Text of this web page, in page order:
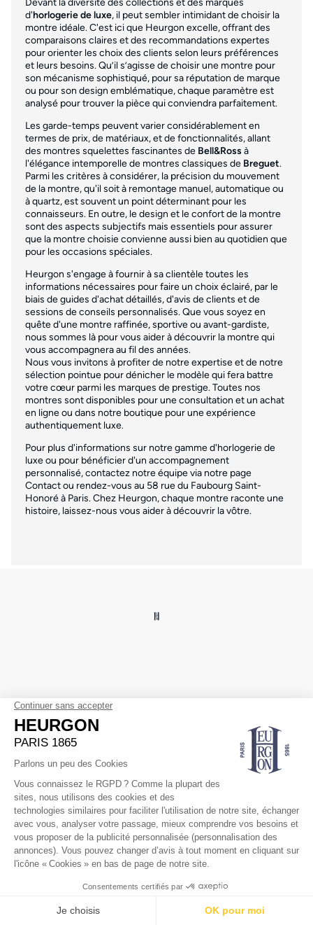
d'horlogerie de luxe, il peut sembler intimidant de choisir la
montre idéale. C'est ici que Heurgon excelle, offrant des
comparaisons claires et des recommandations expertes
pour orienter les choix des clients selon leurs préférences
et leurs besoins. Qu’il s’agisse de choisir une montre pour
son mécanisme sophistiqué, pour sa réputation de marque
ou pour son design emblématique, chaque paramètre est
analysé pour trouver la pièce qui conviendra parfaitement.
Les garde-temps peuvent varier considérablement en
termes de prix, de matériaux, et de fonctionnalités, allant
des montres squelettes fascinantes de Bell&Ross à
l'élégance intemporelle de montres classiques de Breguet.
Parmi les critères à considérer, la précision du mouvement
de la montre, qu'il soit à remontage manuel, automatique ou
à quartz, est souvent un point déterminant pour les
connaisseurs. En outre, le design et le confort de la montre
sont des aspects subjectifs mais essentiels pour assurer
que la montre choisie convienne aussi bien au quotidien que
pour les occasions spéciales.
Heurgon s'engage à fournir à sa clientèle toutes les
informations nécessaires pour faire un choix éclairé, par le
biais de guides d'achat détaillés, d'avis de clients et de
sessions de conseils personnalisés. Que vous soyez en
quête d'une montre raffinée, sportive ou avant-gardiste,
nous sommes là pour vous aider à découvrir la montre qui
vous accompagnera au fil des années.
Nous vous invitons à profiter de notre expertise et de notre
sélection pointue pour dénicher le modèle qui fera battre
votre cœur parmi les marques de prestige. Toutes nos
montres sont disponibles pour une consultation et un achat
en ligne ou dans notre boutique pour une expérience
authentiquement luxe.
Pour plus d'informations sur notre gamme d'horlogerie de
luxe ou pour bénéficier d'un accompagnement
personnalisé, contactez notre équipe via notre page
Contact ou rendez-vous au 58 rue du Faubourg Saint-
Honoré à Paris. Chez Heurgon, chaque montre raconte une
histoire, laissez-nous vous aider à découvrir la vôtre.
NEWSLETTER
Abonnez-vous
HEURGON
La Maison
AIDE
Transport & Livraison